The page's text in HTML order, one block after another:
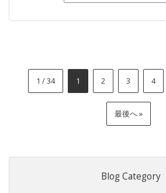
1 / 34 1 2 3 4
最後へ »
Blog Category